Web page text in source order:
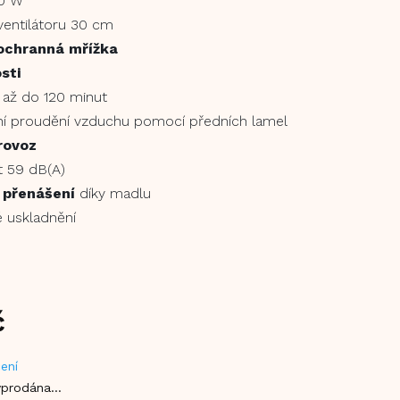
30 cm
mřížka
až do 120 minut
proudění vzduchu pomocí předních lamel
59 dB(A)
díky madlu
uskladnění